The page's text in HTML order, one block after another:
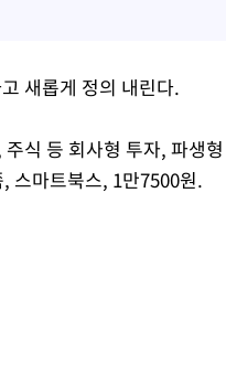
새롭게 정의 내린다.
식 등 회사형 투자, 파생형
스마트북스, 1만7500원.